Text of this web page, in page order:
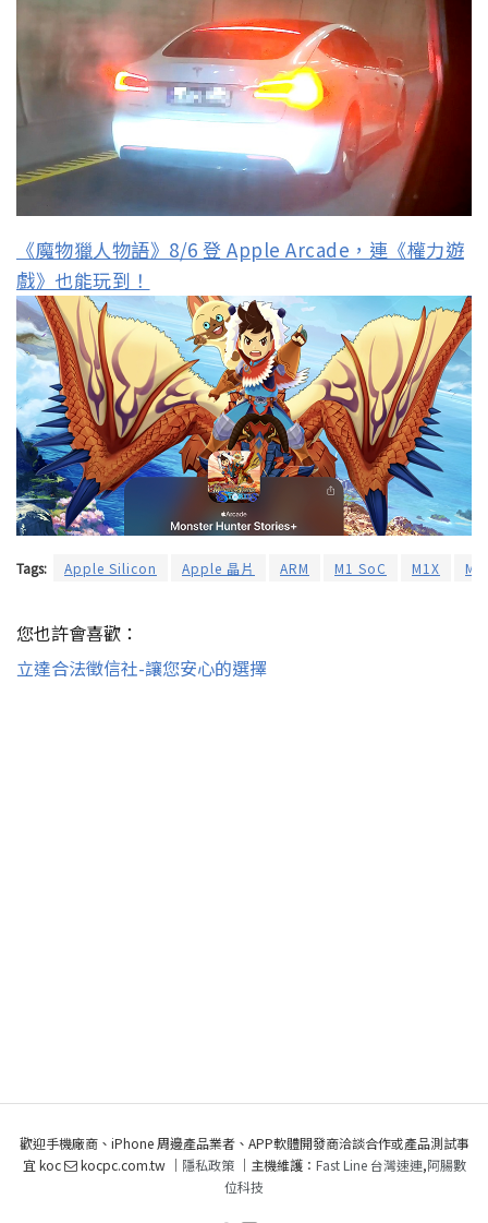
《魔物獵人物語》8/6 登 Apple Arcade，連《權力遊
戲》也能玩到！
Tags: Apple Silicon Apple 晶片 ARM M1 SoC M1X
您也許會喜歡：
立達合法徵信社-讓您安心的選擇
歡迎手機廠商、iPhone 周邊產品業者、APP軟體開發商洽談合作或產品測試事
宜 koc
kocpc.com.tw ｜ 隱私政策｜主機維護： Fast Line 台灣速連,阿腸數
位科技